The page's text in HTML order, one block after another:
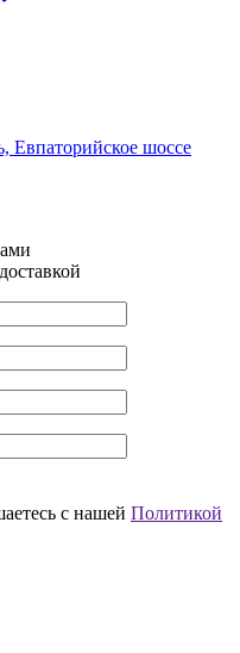
Евпаторийское шоссе
с нашей Политикой